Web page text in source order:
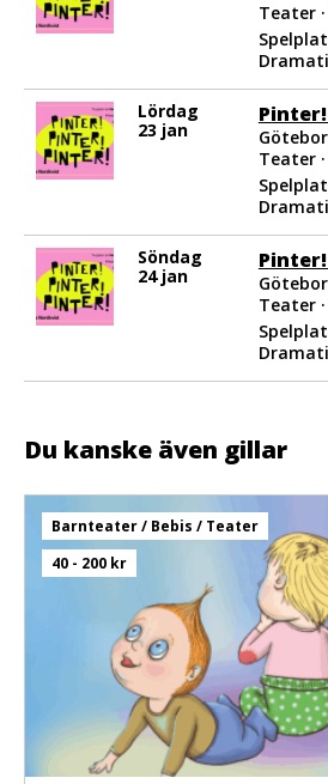
Teater
Lördag
23 jan
Teater
Söndag
24 jan
Teater
Du kanske även gillar
Barnteater / Bebis / Teater
40 - 200 kr